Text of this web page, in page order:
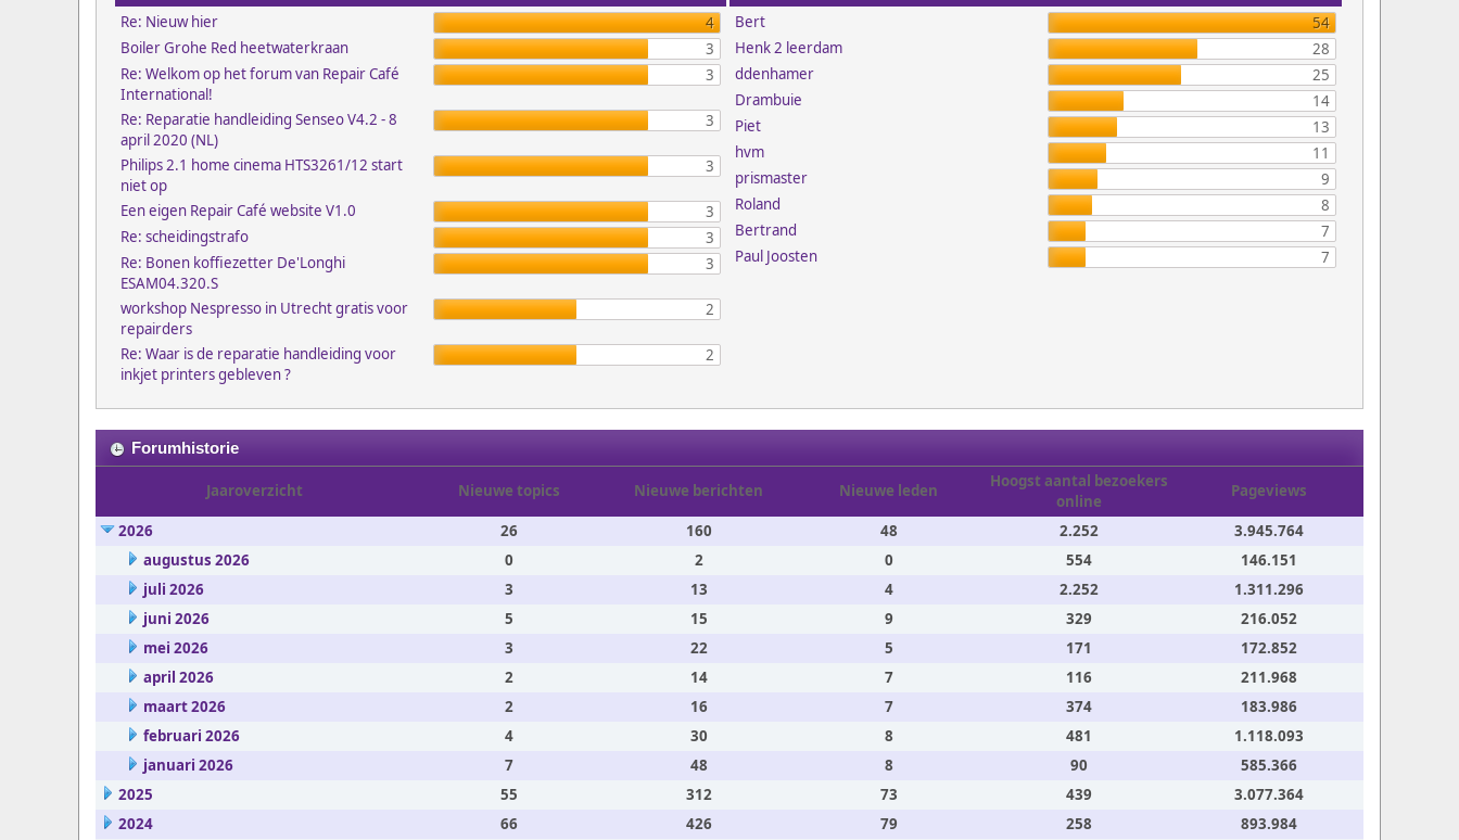
Re: Nieuw hier
4
Boiler Grohe Red heetwaterkraan
3
Re: Welkom op het forum van Repair Café
International!
3
Re: Reparatie handleiding Senseo V4.2 - 8
april 2020 (NL)
3
Philips 2.1 home cinema HTS3261/12 start
niet op
3
Een eigen Repair Café website V1.0
3
Re: scheidingstrafo
3
Re: Bonen koffiezetter De'Longhi
ESAM04.320.S
3
workshop Nespresso in Utrecht gratis voor
repairders
2
Re: Waar is de reparatie handleiding voor
inkjet printers gebleven ?
2
Bert
54
Henk 2 leerdam
28
ddenhamer
25
Drambuie
14
Piet
13
hvm
11
prismaster
9
Roland
8
Bertrand
7
Paul Joosten
7
Forumhistorie
Jaaroverzicht Nieuwe topics Nieuwe berichten Nieuwe leden
Hoogst aantal bezoekers
online
Pageviews
2026 26 160 48 2.252
3.945.764
augustus 2026
0 2 0 554
146.151
juli 2026
3 13 4 2.252
1.311.296
juni 2026
5 15 9 329
216.052
mei 2026
3 22 5 171
172.852
april 2026
2 14 7 116
211.968
maart 2026
2 16 7 374
183.986
februari 2026
4 30 8 481
1.118.093
januari 2026
7 48 8 90
585.366
2025
55 312 73 439
3.077.364
2024
66 426 79 258
893.984